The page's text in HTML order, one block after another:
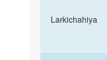
to
ladkiyo
Larkichahiya
Larkichahiya